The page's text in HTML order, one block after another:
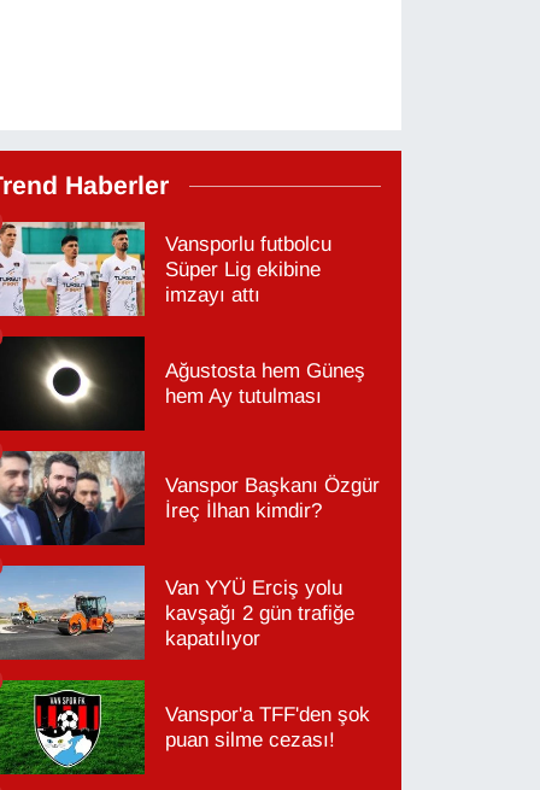
Haberler
Vansporlu futbolcu
Süper Lig ekibine
imzayı attı
Ağustosta hem Güneş
hem Ay tutulması
Vanspor Başkanı Özgür
İreç İlhan kimdir?
Van YYÜ Erciş yolu
kavşağı 2 gün trafiğe
kapatılıyor
Vanspor'a TFF'den şok
puan silme cezası!